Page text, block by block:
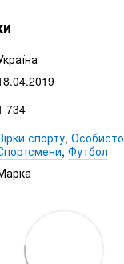
734
спорту,
, Футбол